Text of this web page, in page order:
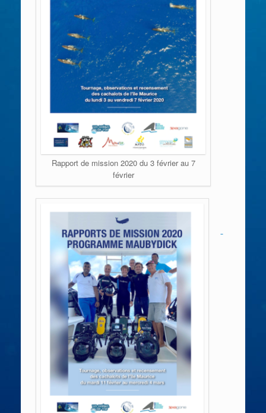
Rapport de mission 2020 du 3 février au 7
février